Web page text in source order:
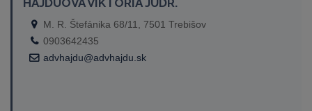
HAJDUOVÁ VIKTÓRIA JUDR.
M. R. Štefánika 68/11, 7501 Trebišov
0903642435
advhajdu@advhajdu.sk